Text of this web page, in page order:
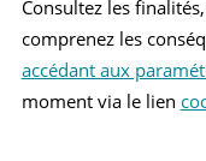
Consultez les
comprenez les
accédant aux
moment via le lien